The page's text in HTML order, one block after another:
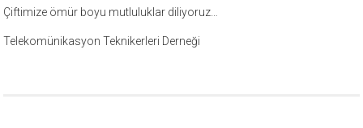
Çiftimize ömür boyu mutluluklar diliyoruz…
Telekomünikasyon Teknikerleri Derneği